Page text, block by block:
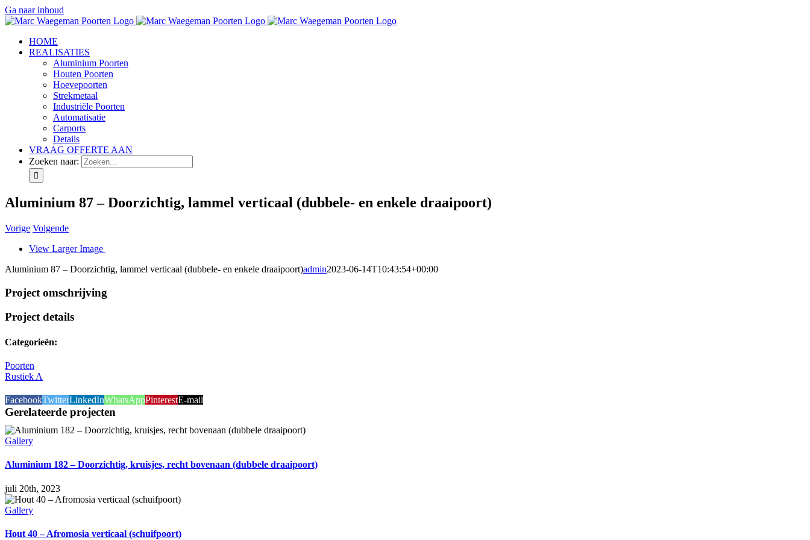
Ga naar inhoud
HOME
REALISATIES
Aluminium Poorten
Houten Poorten
Hoevepoorten
Strekmetaal
Industriële Poorten
Automatisatie
Carports
Details
VRAAG OFFERTE AAN
Zoeken naar:
Aluminium 87 – Doorzichtig, lammel verticaal (dubbele- en enkele draaipoort)
Vorige Volgende
View Larger Image
Aluminium 87 – Doorzichtig, lammel verticaal (dubbele- en enkele draaipoort)admin2023-06-14T10:43:54+00:00
Project omschrijving
Project details
Categorieën:
Poorten
Rustiek A
FacebookTwitterLinkedInWhatsAppPinterestE-mail
Gerelateerde projecten
Gallery
Aluminium 182 – Doorzichtig, kruisjes, recht bovenaan (dubbele draaipoort)
juli 20th, 2023
Gallery
Hout 40 – Afromosia verticaal (schuifpoort)